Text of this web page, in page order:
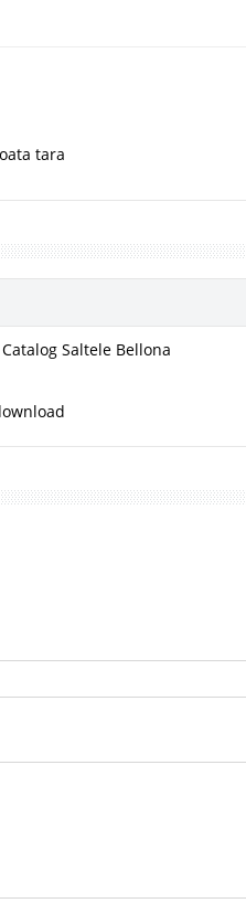
tara
Saltele Bellona